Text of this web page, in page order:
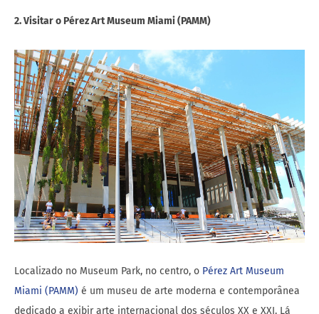
2. Visitar o Pérez Art Museum Miami (PAMM)
Localizado no Museum Park, no centro, o Pérez Art Museum
Miami (PAMM) é um museu de arte moderna e contemporânea
dedicado a exibir arte internacional dos séculos XX e XXI. Lá